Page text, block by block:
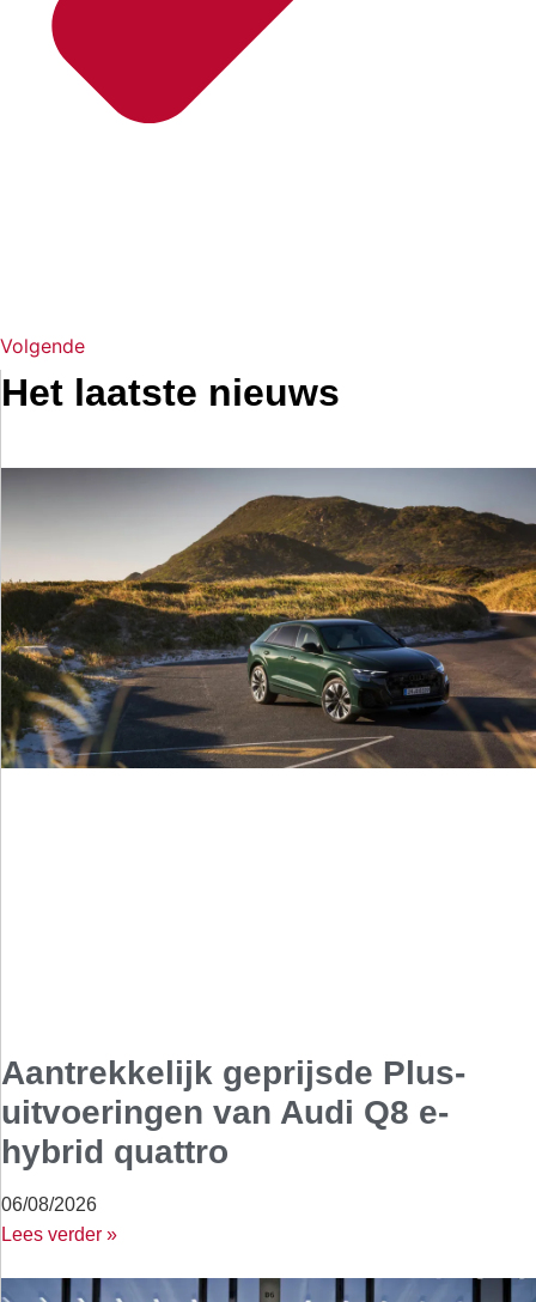
Volgende
Het laatste nieuws
Aantrekkelijk geprijsde Plus-
uitvoeringen van Audi Q8 e-
hybrid quattro
06/08/2026
Lees verder »